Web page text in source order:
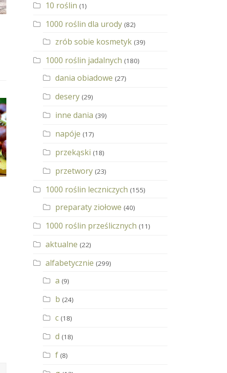
10 roślin (1)
1000 roślin dla urody (82)
zrób sobie kosmetyk (39)
1000 roślin jadalnych (180)
dania obiadowe (27)
desery (29)
inne dania (39)
napóje (17)
przekąski (18)
przetwory (23)
1000 roślin leczniczych (155)
preparaty ziołowe (40)
1000 roślin prześlicznych (11)
aktualne (22)
alfabetycznie (299)
a (9)
b (24)
c (18)
d (18)
f (8)